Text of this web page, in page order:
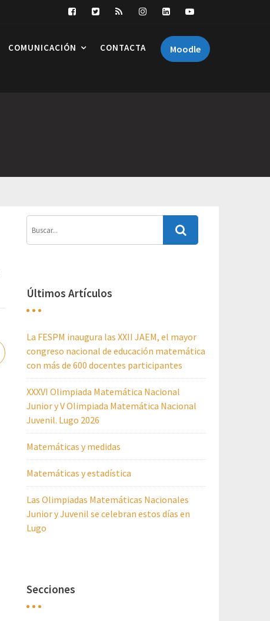
Moodle
COMUNICACIÓN CONTACTA
Últimos Artículos
La FESPM inaugura las XXII JAEM, el mayor
congreso nacional de educación matemática
con más de 600 docentes participantes
XXXVI Olimpiada Matemática Nacional
Junior y V Olimpiada Matemática Nacional
Juvenil. Lugo 2026
Matemáticas y medidas
Matemáticas y estadística
Las Olimpiadas Matemáticas Nacionales
Junior y Juvenil se celebran estos días en
Lugo
Secciones